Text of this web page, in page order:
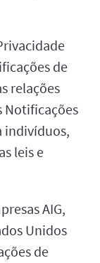
de
relações
Notificações
indivíduos,
leis e
AIG,
Unidos
de